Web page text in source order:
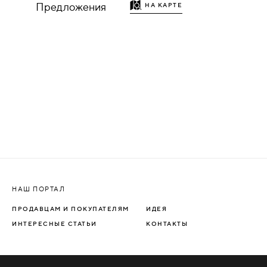
НАДДВЕРНЫЕ
РУЧКИ
Предложения НА КАРТЕ
НАШ ПОРТАЛ
ПРОДАВЦАМ И ПОКУПАТЕЛЯМ ИДЕЯ
ИНТЕРЕСНЫЕ СТАТЬИ КОНТАКТЫ